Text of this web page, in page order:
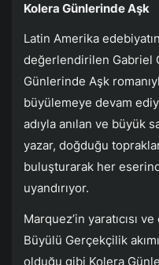
Kolera Günlerinde Aşk
Latin Amerika
değerlendirilen Gabriel
Günlerinde Aşk
büyülemeye devam
adıyla anılan ve büyük
yazar, doğduğu
buluşturarak her
uyandırıyor.
Marquez’in yaratıcısı
Büyülü Gerçekçilik
olduğu gibi Kolera